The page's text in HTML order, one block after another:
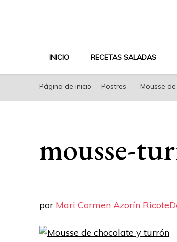
INICIO RECETAS SALADAS
Página de inicio Postres Mousse
mousse-
por Mari Carmen Azorín Ricote